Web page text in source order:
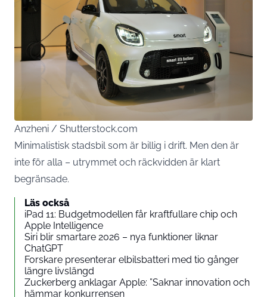
Anzheni / Shutterstock.com
Minimalistisk stadsbil som är billig i drift. Men den är
inte för alla – utrymmet och räckvidden är klart
begränsade.
Läs också
iPad 11: Budgetmodellen får kraftfullare chip och
Apple Intelligence
Siri blir smartare 2026 – nya funktioner liknar
ChatGPT
Forskare presenterar elbilsbatteri med tio gånger
längre livslängd
Zuckerberg anklagar Apple: ”Saknar innovation och
hämmar konkurrensen